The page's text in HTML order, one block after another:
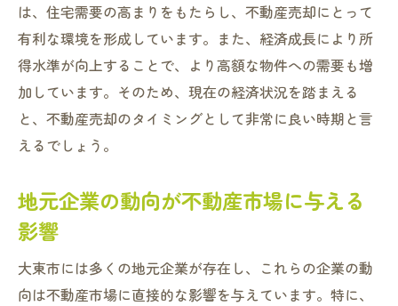
は、住宅需要の高まりをもたらし、不動産売却にとって
有利な環境を形成しています。また、経済成長により所
得水準が向上することで、より高額な物件への需要も増
加しています。そのため、現在の経済状況を踏まえる
と、不動産売却のタイミングとして非常に良い時期と言
えるでしょう。
地元企業の動向が不動産市場に与える
影響
大東市には多くの地元企業が存在し、これらの企業の動
向は不動産市場に直接的な影響を与えています。特に、